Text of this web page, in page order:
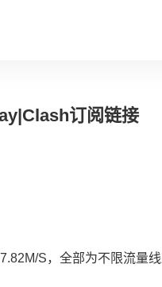
订阅链接
S，全部为不限流量线